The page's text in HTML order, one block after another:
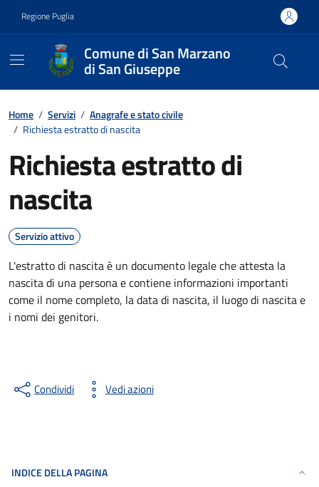
Regione Puglia
Comune di San Marzano
di San Giuseppe
Contenuti in evidenza
Home / Servizi / Anagrafe e stato civile
/ Richiesta estratto di nascita
Richiesta estratto di
nascita
Servizio attivo
L'estratto di nascita è un documento legale che attesta la
nascita di una persona e contiene informazioni importanti
come il nome completo, la data di nascita, il luogo di nascita e
i nomi dei genitori.
Condividi Vedi azioni
INDICE DELLA PAGINA